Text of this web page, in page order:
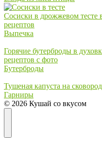
Сосиски в дрожжевом
рецептов
Выпечка
Горячие бутерброды в
рецептов с фото
Бутерброды
Тушеная капуста на
Гарниры
© 2026 Кушай со вкусом